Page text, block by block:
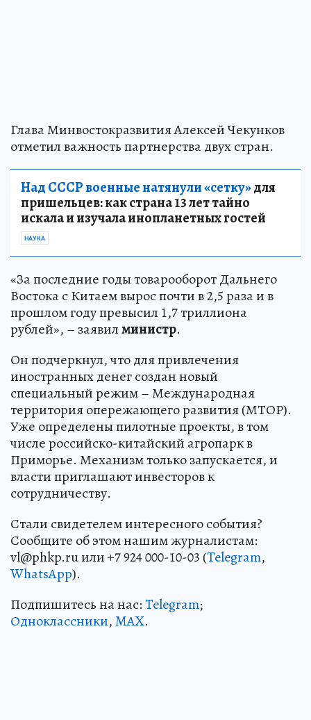
Глава Минвостокразвития Алексей Чекунков
отметил важность партнерства двух стран.
Над СССР военные натянули «сетку»для
пришельцев: как страна 13 лет тайно
искала и изучала инопланетных гостей
НАУКА
«За последние годы товарооборот Дальнего
Востока с Китаем вырос почти в 2,5 раза и в
прошлом году превысил 1,7 триллиона
рублей», – заявилминистр.
Он подчеркнул, что для привлечения
иностранных денег создан новый
специальный режим – Международная
территория опережающего развития (МТОР).
Уже определены пилотные проекты, в том
числе российско-китайский агропарк в
Приморье. Механизм только запускается, и
власти приглашают инвесторов к
сотрудничеству.
Стали свидетелем интересного события?
Сообщите об этом нашим журналистам:
vl@phkp.ru или +7 924 000-10-03 (Telegram,
WhatsApp).
Подпишитесь на нас:Telegram;
Одноклассники,MAX.